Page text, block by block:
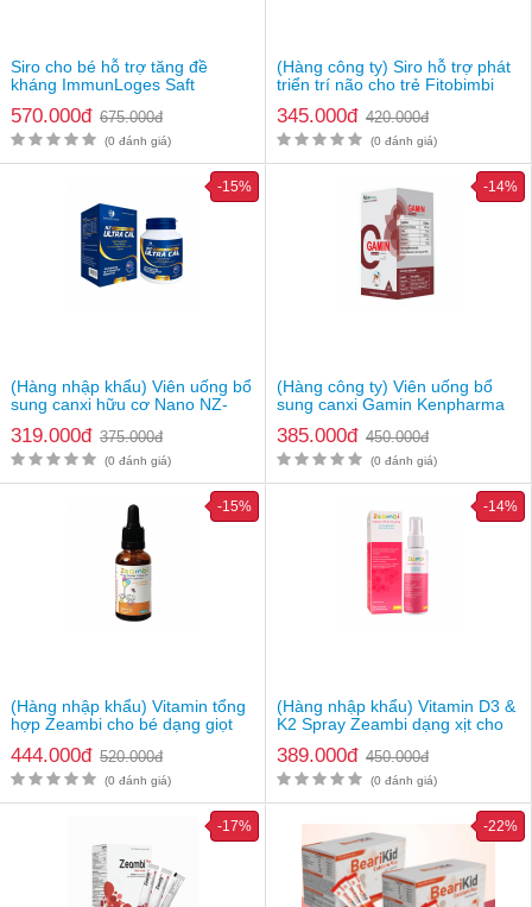
dụng thay thế thuốc chữa bệnh. Hiệu quả sử dụng tuỳ thuộc cơ
địa từng người
Siro cho bé hỗ trợ tăng đề
kháng ImmunLoges Saft
570.000đ 675.000đ
(0 đánh giá)
(Hàng công ty) Siro hỗ trợ phát
triển trí não cho trẻ Fitobimbi
345.000đ 420.000đ
(0 đánh giá)
(Hàng nhập khẩu) Viên uống bổ
sung canxi hữu cơ Nano NZ-
319.000đ 375.000đ
-15%
(0 đánh giá)
(Hàng công ty) Viên uống bổ
sung canxi Gamin Kenpharma
385.000đ 450.000đ
-14%
(0 đánh giá)
(Hàng nhập khẩu) Vitamin tổng
hợp Zeambi cho bé dạng giọt
444.000đ 520.000đ
-15%
(0 đánh giá)
(Hàng nhập khẩu) Vitamin D3 &
K2 Spray Zeambi dạng xịt cho
389.000đ 450.000đ
-14%
(0 đánh giá)
-17% -22%